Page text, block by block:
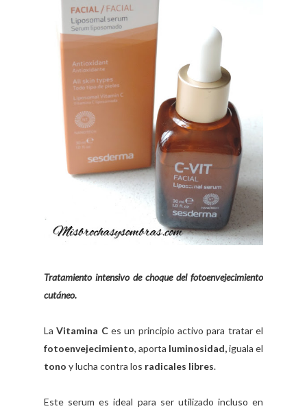
Tratamiento intensivo de choque del fotoenvejecimiento
cutáneo.
LaVitamina Ces un principio activo para tratar el
fotoenvejecimiento, aporta luminosidad,iguala el
tono y lucha contra los radicales libres.
Este serum es ideal para ser utilizado incluso en